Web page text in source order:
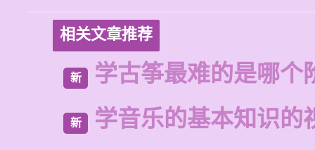
相关文章推荐
新 学古筝最难的是哪个
新 学音乐的基本知识的